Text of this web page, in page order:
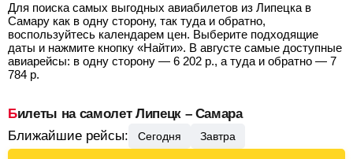
Для поиска самых выгодных авиабилетов из Липецка в
Самару как в одну сторону, так туда и обратно,
воспользуйтесь календарем цен. Выберите подходящие
даты и нажмите кнопку «Найти». В августе самые доступные
авиарейсы: в одну сторону — 6 202 р., а туда и обратно — 7
784 р.
Билеты на самолет Липецк – Самара
Ближайшие рейсы:
Сегодня Завтра